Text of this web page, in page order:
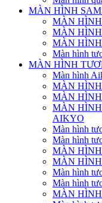
MÀN HÌNH
MÀN
MÀN
MÀN
Màn hình
MÀN HÌNH
Màn hình
MÀN
MÀN
MÀN
AIKYO
Màn hình
Màn hình
MÀN
MÀN
Màn hình
Màn hình
MÀN